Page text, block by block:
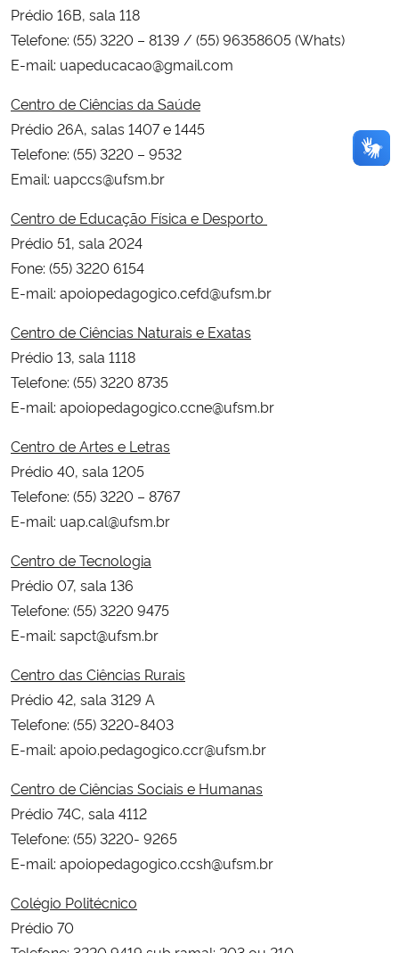
Prédio 16B, sala 118
Telefone: (55) 3220 – 8139 / (55) 96358605 (Whats)
E-mail: uapeducacao@gmail.com
Centro de Ciências da Saúde
Prédio 26A, salas 1407 e 1445
Telefone: (55) 3220 – 9532
Email: uapccs@ufsm.br
Centro de Educação Física e Desporto
Prédio 51, sala 2024
Fone: (55) 3220 6154
E-mail: apoiopedagogico.cefd@ufsm.br
Centro de Ciências Naturais e Exatas
Prédio 13, sala 1118
Telefone: (55) 3220 8735
E-mail: apoiopedagogico.ccne@ufsm.br
Centro de Artes e Letras
Prédio 40, sala 1205
Telefone: (55) 3220 – 8767
E-mail: uap.cal@ufsm.br
Centro de Tecnologia
Prédio 07, sala 136
Telefone: (55) 3220 9475
E-mail: sapct@ufsm.br
Centro das Ciências Rurais
Prédio 42, sala 3129 A
Telefone: (55) 3220-8403
E-mail: apoio.pedagogico.ccr@ufsm.br
Centro de Ciências Sociais e Humanas
Prédio 74C, sala 4112
Telefone: (55) 3220- 9265
E-mail: apoiopedagogico.ccsh@ufsm.br
Colégio Politécnico
Prédio 70